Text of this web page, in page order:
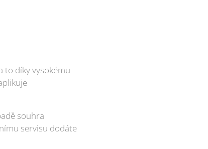
to díky vysokému
souhra
servisu dodáte